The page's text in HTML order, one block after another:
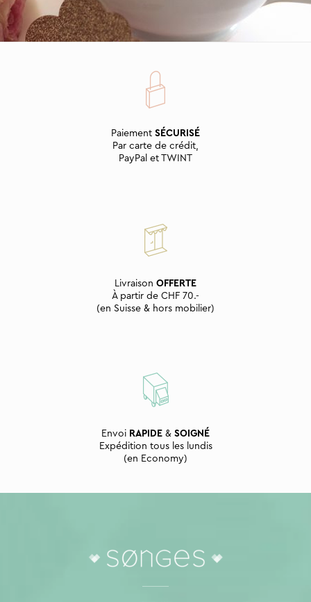
Paiement SÉCURISÉ
Par carte de crédit,
PayPal et TWINT
Livraison OFFERTE
À partir de CHF 70.-
(en Suisse & hors mobilier)
Envoi RAPIDE & SOIGNÉ
Expédition tous les lundis
(en Economy)